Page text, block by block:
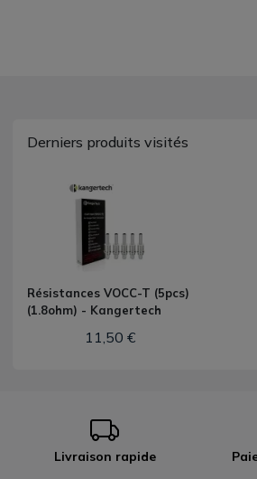
Derniers produits visités
Résistances VOCC-T (5pcs)
(1.8ohm) - Kangertech
11,50 €
Livraison rapide